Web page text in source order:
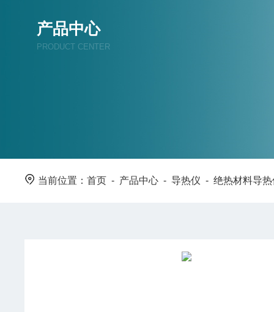
产品中心
PRODUCT CENTER
当前位置：首页 - 产品中心 -导热仪 -绝热材料导